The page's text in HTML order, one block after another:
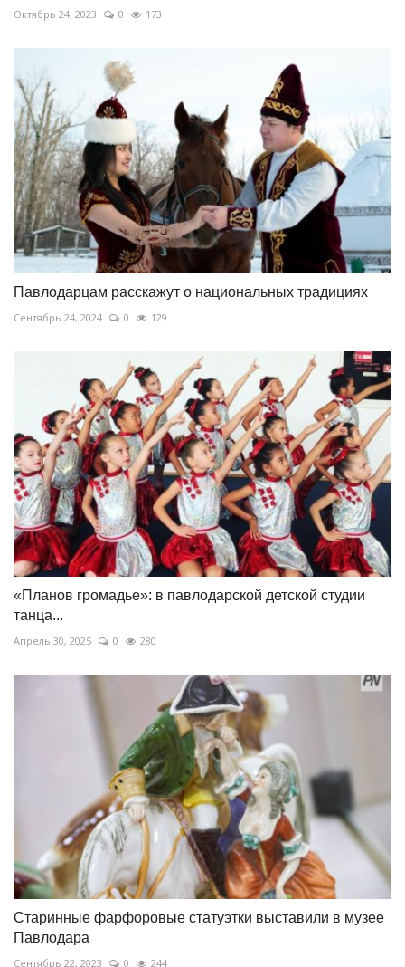
Октябрь 24, 2023 0 173
Павлодарцам расскажут о национальных традициях
Сентябрь 24, 2024 0 129
«Планов громадье»: в павлодарской детской студии
танца...
Апрель 30, 2025 0 280
Старинные фарфоровые статуэтки выставили в музее
Павлодара
Сентябрь 22, 2023 0 244